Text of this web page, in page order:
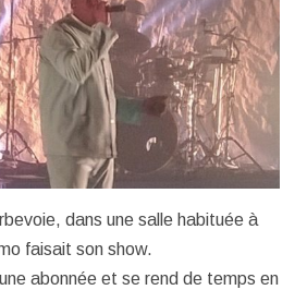
dans une salle habituée à
faisait son show.
abonnée et se rend de temps en